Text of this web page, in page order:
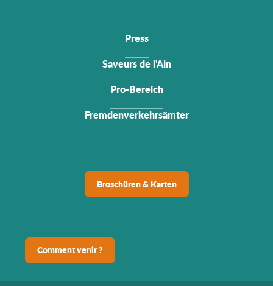
Press
Saveurs de l'Ain
Pro-Bereich
Fremdenverkehrsämter
Broschüren & Karten
Comment venir ?